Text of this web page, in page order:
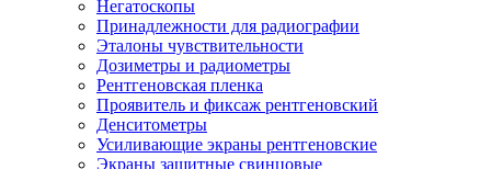
Негатоскопы
Принадлежности для радиографии
Эталоны чувствительности
Дозиметры и радиометры
Рентгеновская пленка
Проявитель и фиксаж рентгеновский
Денситометры
Усиливающие экраны рентгеновские
Экраны защитные свинцовые